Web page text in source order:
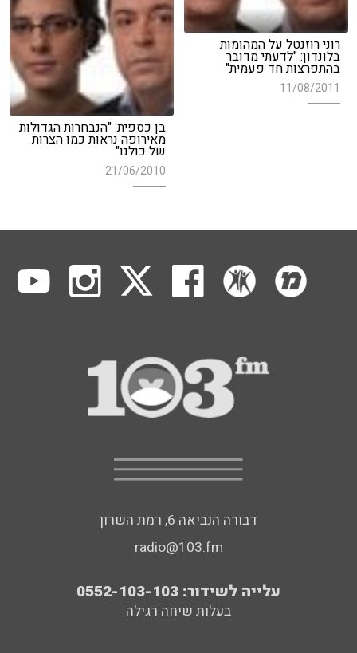
רוני רוזנטל על המהומות
בלונדון: "לדעתי מדובר
בהתפרצות חד פעמית"
11/08/2011
בן כספית: "הנבחרות הגדולות
מאירופה נראות כמו הצרות
של כולנו"
21/06/2010
דבורה הנביאה 6, רמת השרון
radio@103.fm
עלייה לשידור: 0552-103-103
בעלות שיחה רגילה